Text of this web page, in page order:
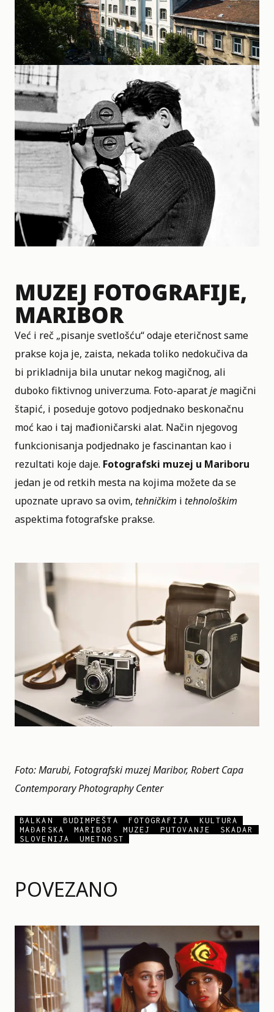
POVEZANO
MUZEJ FOTOGRAFIJE,
MARIBOR
Već i reč „pisanje svetlošću“ odaje eteričnost same
prakse koja je, zaista, nekada toliko nedokučiva da
bi prikladnija bila unutar nekog magičnog, ali
duboko fiktivnog univerzuma. Foto-aparatje magični
štapić, i poseduje gotovo podjednako beskonačnu
moć kao i taj mađioničarski alat. Način njegovog
funkcionisanja podjednako je fascinantan kao i
rezultati koje daje. Fotografski muzej u Mariboru
jedan je od retkih mesta na kojima možete da se
upoznate upravo sa ovim, tehničkim i tehnološkim
aspektima fotografske prakse.
Foto: Marubi, Fotografski muzej Maribor, Robert Capa
Contemporary Photography Center
BALKAN BUDIMPEŠTA FOTOGRAFIJA
KULTURA
MAĐARSKA
MARIBOR MUZEJ PUTOVANJE
SKADAR
SLOVENIJA
UMETNOST